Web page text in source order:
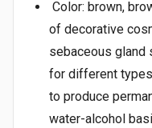
Color: brown,
of decorative
sebaceous gland
for different
to produce
water-alcohol